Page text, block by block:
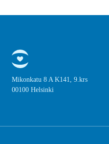
Mikonkatu 8 A K141, 9.krs
00100 Helsinki